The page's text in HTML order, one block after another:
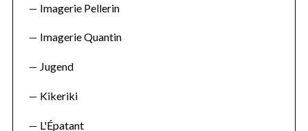
Imagerie Pellerin
Imagerie Quantin
Jugend
Kikeriki
L'Épatant